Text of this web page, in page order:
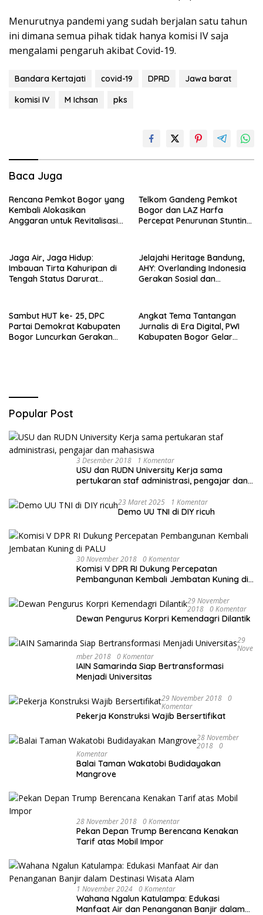
Menurutnya pandemi yang sudah berjalan satu tahun
ini dimana semua pihak tidak hanya komisi IV saja
mengalami pengaruh akibat Covid-19.
Bandara Kertajati covid-19 DPRD
Jawa barat
komisi IV
M Ichsan pks
Baca Juga
Rencana Pemkot Bogor yang
Kembali Alokasikan
Anggaran untuk Revitalisasi
Alan Surawijaya
Telkom Gandeng Pemkot
Bogor dan LAZ Harfa
Percepat Penurunan Stunting
Jaga Air, Jaga Hidup:
Imbauan Tirta Kahuripan di
Tengah Status Darurat
Jelajahi Heritage Bandung,
AHY: Overlanding Indonesia
Gerakan Sosial dan
Sambut HUT ke- 25, DPC
Partai Demokrat Kabupaten
Bogor Luncurkan Gerakan
Angkat Tema Tantangan
Jurnalis di Era Digital, PWI
Kabupaten Bogor Gelar
Popular Post
3 Desember 2018 1 Komentar
USU dan RUDN University Kerja sama
pertukaran staf administrasi, pengajar dan
23 Maret 2025 1 Komentar
Demo UU TNI di DIY ricuh
30 November 2018 0 Komentar
Komisi V DPR RI Dukung Percepatan
Pembangunan Kembali Jembatan Kuning di
29 November
2018 0 Komentar
Dewan Pengurus Korpri Kemendagri Dilantik
29
Nove
Mber 2018 0 Komentar
IAIN Samarinda Siap Bertransformasi
Menjadi Universitas
29 November 2018 0
Komentar
Pekerja Konstruksi Wajib Bersertifikat
28 November
2018 0
Komentar
Balai Taman Wakatobi Budidayakan
Mangrove
28 November 2018 0 Komentar
Pekan Depan Trump Berencana Kenakan
Tarif atas Mobil Impor
1 November 2024 0 Komentar
Wahana Ngalun Katulampa: Edukasi
Manfaat Air dan Penanganan Banjir dalam